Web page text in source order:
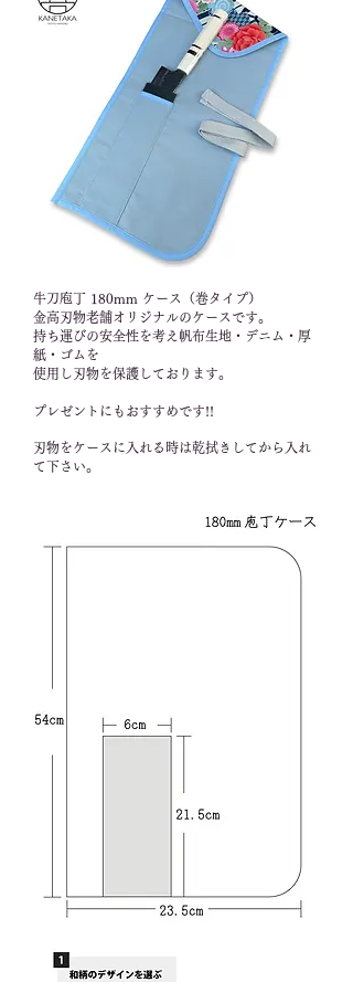
牛刀庖丁 180mm ケース（巻タイプ）
金高刃物老舗オリジナルのケースです。
持ち運びの安全性を考え帆布生地・デニム・厚
紙・ゴムを
使用し刃物を保護しております。
​プレゼントにもおすすめです!!
刃物をケースに入れる時は乾拭きしてから入れ
て下さい。